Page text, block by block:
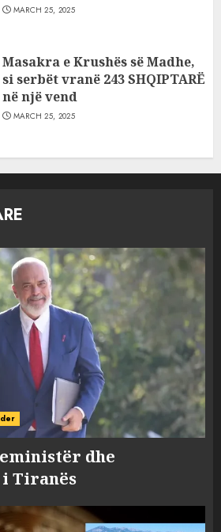
MARCH 25, 2025
Masakra e Krushës së Madhe,
si serbët vranë 243 SHQIPTARË
në një vend
MARCH 25, 2025
dhe
Tiranës